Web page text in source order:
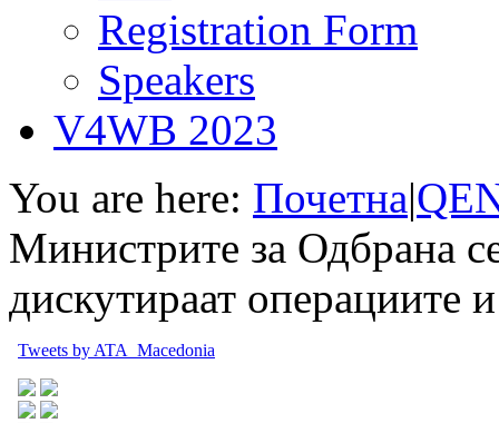
Registration Form
Speakers
V4WB 2023
You are here: Почетна|
Министрите за Одбрана
дискутираат операциите
Tweets by ATA_Macedonia